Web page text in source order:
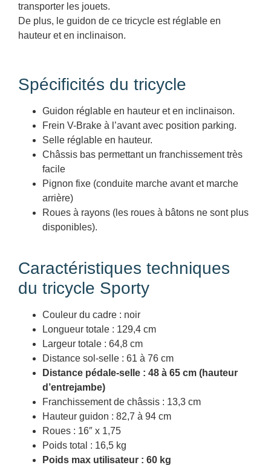
transporter les jouets.
De plus, le guidon de ce tricycle est réglable en
hauteur et en inclinaison.
Spécificités du tricycle
Guidon réglable en hauteur et en inclinaison.
Frein V-Brake à l’avant avec position parking.
Selle réglable en hauteur.
Châssis bas permettant un franchissement très
facile
Pignon fixe (conduite marche avant et marche
arrière)
Roues à rayons (les roues à bâtons ne sont plus
disponibles).
Caractéristiques techniques
du tricycle Sporty
Couleur du cadre : noir
Longueur totale : 129,4 cm
Largeur totale : 64,8 cm
Distance sol-selle : 61 à 76 cm
Distance pédale-selle : 48 à 65 cm (hauteur
d’entrejambe)
Franchissement de châssis : 13,3 cm
Hauteur guidon : 82,7 à 94 cm
Roues : 16″ x 1,75
Poids total : 16,5 kg
Poids max utilisateur : 60 kg